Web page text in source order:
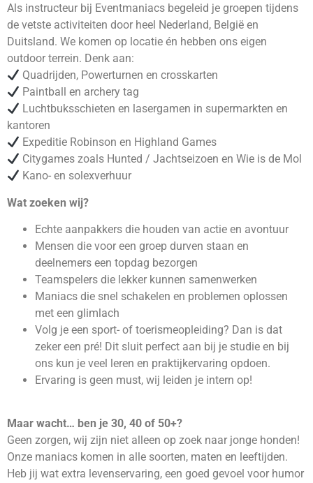
Als instructeur bij Eventmaniacs begeleid je groepen tijdens
de vetste activiteiten door heel Nederland, België en
Duitsland. We komen op locatie én hebben ons eigen
outdoor terrein. Denk aan:
Quadrijden, Powerturnen en crosskarten
Paintball en archery tag
Luchtbuksschieten en lasergamen in supermarkten en
kantoren
Expeditie Robinson en Highland Games
Citygames zoals Hunted / Jachtseizoen en Wie is de Mol
Kano- en solexverhuur
Wat zoeken wij?
Echte aanpakkers die houden van actie en avontuur
Mensen die voor een groep durven staan en
deelnemers een topdag bezorgen
Teamspelers die lekker kunnen samenwerken
Maniacs die snel schakelen en problemen oplossen
met een glimlach
Volg je een sport- of toerismeopleiding? Dan is dat
zeker een pré! Dit sluit perfect aan bij je studie en bij
ons kun je veel leren en praktijkervaring opdoen.
Ervaring is geen must, wij leiden je intern op!
Maar wacht… ben je 30, 40 of 50+?
Geen zorgen, wij zijn niet alleen op zoek naar jonge honden!
Onze maniacs komen in alle soorten, maten en leeftijden.
Heb jij wat extra levenservaring, een goed gevoel voor humor